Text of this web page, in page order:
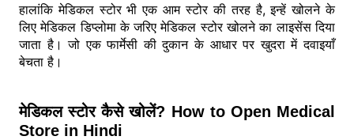
हालांकि मेडिकल स्टोर भी एक आम स्टोर की तरह है, इन्हें खोलने के
लिए मेडिकल डिप्लोमा के जरिए मेडिकल स्टोर खोलने का लाइसेंस दिया
जाता है। जो एक फार्मेसी की दुकान के आधार पर खुदरा में दवाइयाँ
बेचता है।
मेडिकल स्टोर कैसे खोलें? How to Open Medical
Store in Hindi